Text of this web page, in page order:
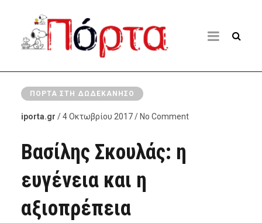
ΠΌΡΤΑ ΣΤΗ ΔΩΔΕΚΆΝΗΣΟ
iporta.gr / 4 Οκτωβρίου 2017 / No Comment
Βασίλης Σκουλάς: η
ευγένεια και η
αξιοπρέπεια